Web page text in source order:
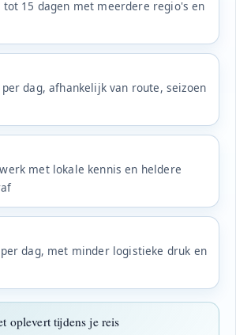
tot 15 dagen met meerdere regio's en
dag, afhankelijk van route, seizoen
met lokale kennis en heldere
dag, met minder logistieke druk en
oplevert tijdens je reis